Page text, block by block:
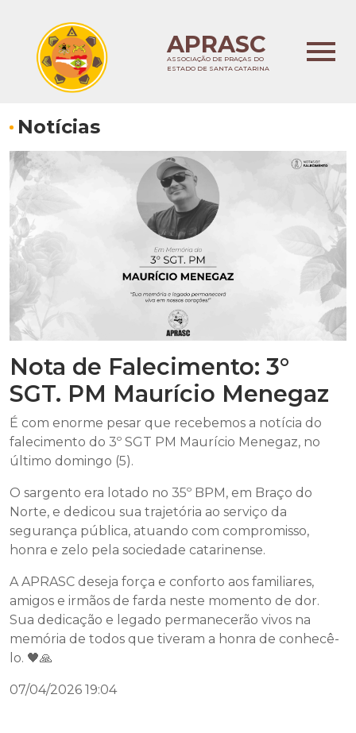
APRASC
ASSOCIAÇÃO DE PRAÇAS DO
ESTADO DE SANTA CATARINA
Notícias
Nota de Falecimento: 3°
SGT. PM Maurício Menegaz
É com enorme pesar que recebemos a notícia do
falecimento do 3º SGT PM Maurício Menegaz, no
último domingo (5).
O sargento era lotado no 35º BPM, em Braço do
Norte, e dedicou sua trajetória ao serviço da
segurança pública, atuando com compromisso,
honra e zelo pela sociedade catarinense.
A APRASC deseja força e conforto aos familiares,
amigos e irmãos de farda neste momento de dor.
Sua dedicação e legado permanecerão vivos na
memória de todos que tiveram a honra de conhecê-
lo. 🖤🙏
07/04/2026 19:04